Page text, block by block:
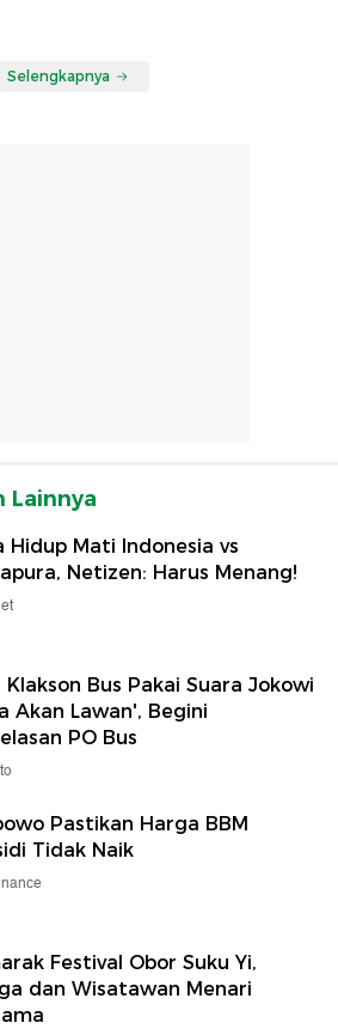
Selengkapnya
Lainnya
Hidup Mati Indonesia vs
Netizen: Harus Menang!
Klakson Bus Pakai Suara Jokowi
Akan Lawan', Begini
PO Bus
Pastikan Harga BBM
Tidak Naik
Festival Obor Suku Yi,
dan Wisatawan Menari